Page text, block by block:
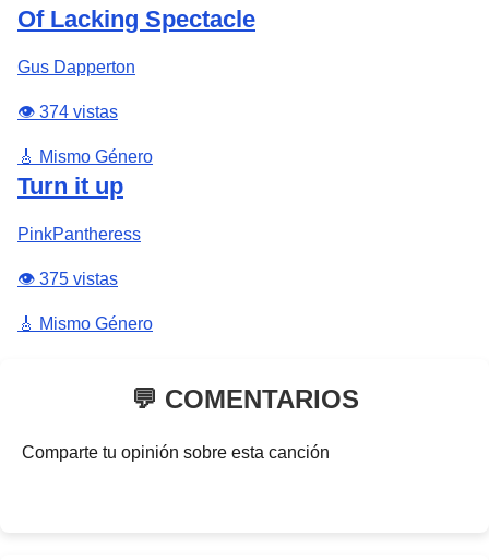
Of Lacking Spectacle
Gus Dapperton
👁️ 374 vistas
🎸 Mismo Género
Turn it up
PinkPantheress
👁️ 375 vistas
🎸 Mismo Género
💬 COMENTARIOS
Comparte tu opinión sobre esta canción